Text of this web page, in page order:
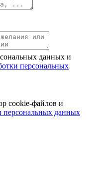
данных и
персональных
cookie-файлов и
персональных данных